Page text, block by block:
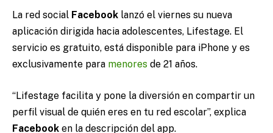
La red social Facebook lanzó el viernes su nueva
aplicación dirigida hacia adolescentes, Lifestage. El
servicio es gratuito, está disponible para iPhone y es
exclusivamente para menores de 21 años.
“Lifestage facilita y pone la diversión en compartir un
perfil visual de quién eres en tu red escolar”, explica
Facebook en la descripción del app.